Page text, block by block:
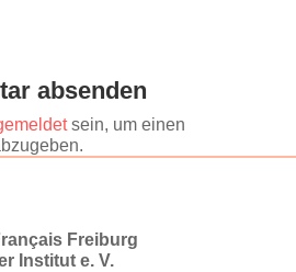
absenden
sein, um einen
Freiburg
Institut e. V.